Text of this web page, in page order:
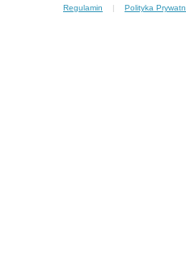
Regulamin | Polityka